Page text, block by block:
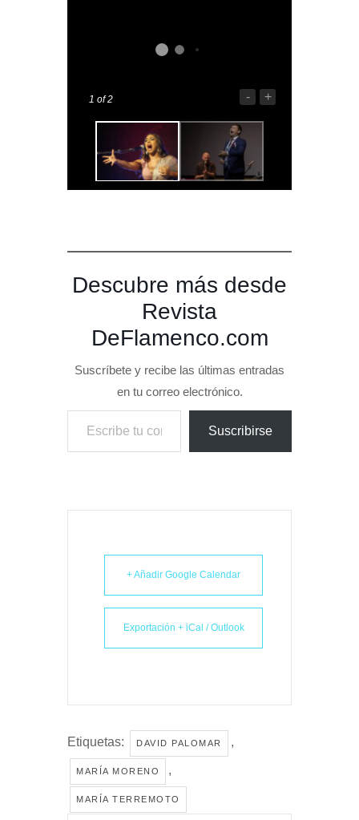
1 of 2 - +
Descubre más desde
Revista
DeFlamenco.com
Suscríbete y recibe las últimas entradas
en tu correo electrónico.
Escribe tu correo electrónico…
Suscribirse
+ Añadir Google Calendar
Exportación + iCal / Outlook
Etiquetas: DAVID PALOMAR ,
MARÍA MORENO ,
MARÍA TERREMOTO